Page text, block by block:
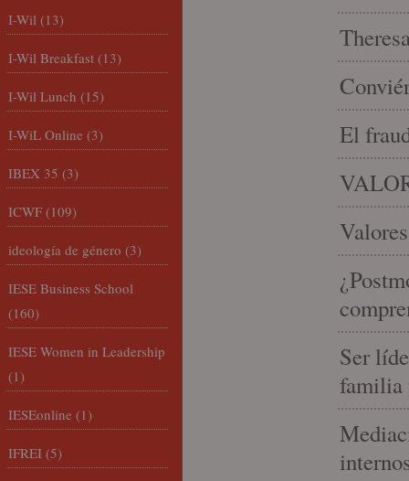
El
Ser
familia
I-Wil (13)
I-Wil Breakfast (13)
I-Wil Lunch (15)
I-WiL Online (3)
IBEX 35 (3)
ICWF (109)
ideología de género (3)
IESE Business School
(160)
IESE Women in Leadership
(1)
IESEonline (1)
IFREI (5)